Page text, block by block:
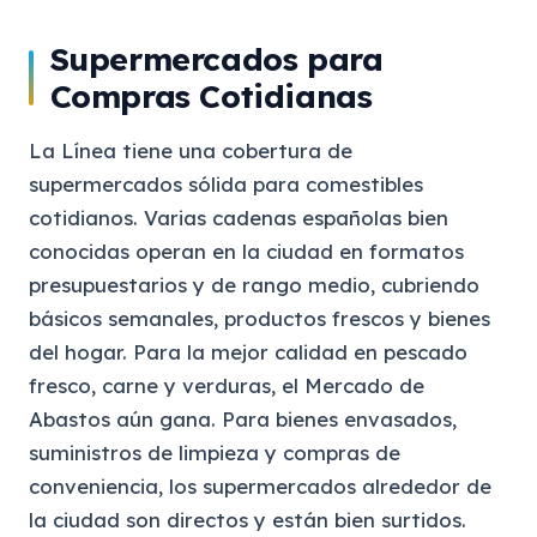
Supermercados para
Compras Cotidianas
La Línea tiene una cobertura de
supermercados sólida para comestibles
cotidianos. Varias cadenas españolas bien
conocidas operan en la ciudad en formatos
presupuestarios y de rango medio, cubriendo
básicos semanales, productos frescos y bienes
del hogar. Para la mejor calidad en pescado
fresco, carne y verduras, el Mercado de
Abastos aún gana. Para bienes envasados,
suministros de limpieza y compras de
conveniencia, los supermercados alrededor de
la ciudad son directos y están bien surtidos.